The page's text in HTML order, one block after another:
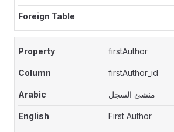
firstAuthor
firstAuthor_id
منشئ السجل
First Author